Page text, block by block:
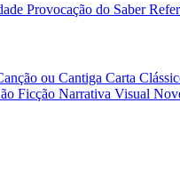
Provocação do Saber
ou Cantiga Carta
Ficção Narrativa Visual